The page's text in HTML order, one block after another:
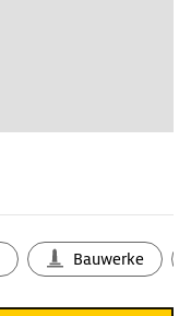
Bauwerke